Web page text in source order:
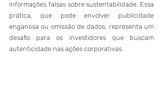
informações falsas sobre sustentabilidade. Essa
prática, que pode envolver publicidade
enganosa ou omissão de dados, representa um
desafio para os investidores que buscam
autenticidade nas ações corporativas.